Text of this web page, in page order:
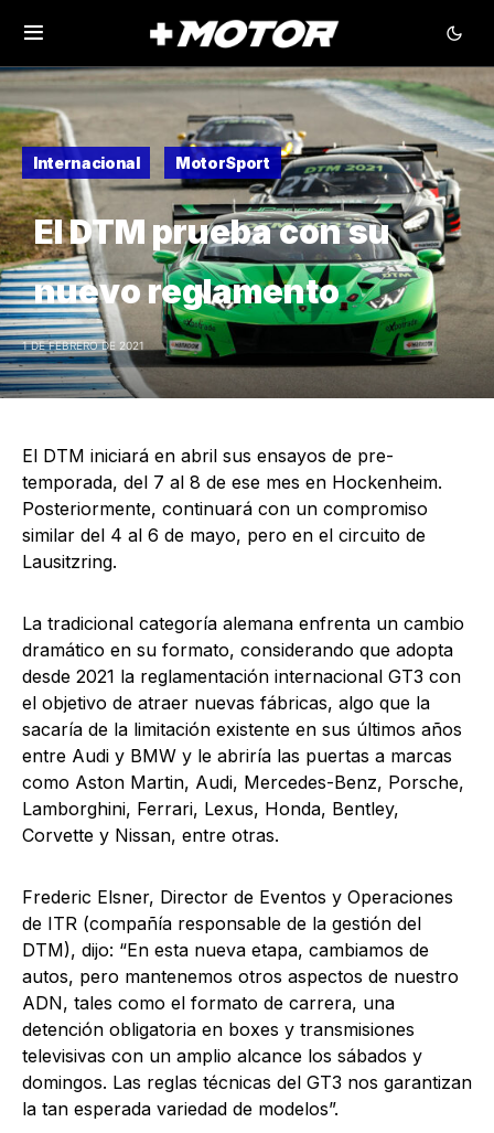
Internacional MotorSport
El DTM prueba con su
nuevo reglamento
1 DE FEBRERO DE 2021
El DTM iniciará en abril sus ensayos de pre-
temporada, del 7 al 8 de ese mes en Hockenheim.
Posteriormente, continuará con un compromiso
similar del 4 al 6 de mayo, pero en el circuito de
Lausitzring.
La tradicional categoría alemana enfrenta un cambio
dramático en su formato, considerando que adopta
desde 2021 la reglamentación internacional GT3 con
el objetivo de atraer nuevas fábricas, algo que la
sacaría de la limitación existente en sus últimos años
entre Audi y BMW y le abriría las puertas a marcas
como Aston Martin, Audi, Mercedes-Benz, Porsche,
Lamborghini, Ferrari, Lexus, Honda, Bentley,
Corvette y Nissan, entre otras.
Frederic Elsner, Director de Eventos y Operaciones
de ITR (compañía responsable de la gestión del
DTM), dijo: “En esta nueva etapa, cambiamos de
autos, pero mantenemos otros aspectos de nuestro
ADN, tales como el formato de carrera, una
detención obligatoria en boxes y transmisiones
televisivas con un amplio alcance los sábados y
domingos. Las reglas técnicas del GT3 nos garantizan
la tan esperada variedad de modelos”.